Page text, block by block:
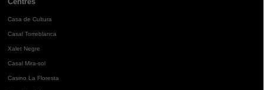
Casa de Cultura
Casal Torreblanca
Xalet Negre
Casal Mira-sol
Casino La Floresta